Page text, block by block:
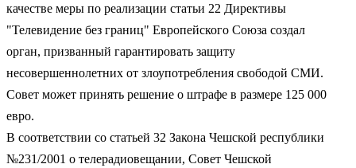
качестве меры по реализации статьи 22 Директивы
"Телевидение без границ" Европейского Союза создал
орган, призванный гарантировать защиту
несовершеннолетних от злоупотребления свободой СМИ.
Совет может принять решение о штрафе в размере 125 000
евро.
В соответствии со статьей 32 Закона Чешской республики
№231/2001 о телерадиовещании, Совет Чешской